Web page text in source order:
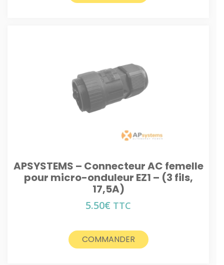
APSYSTEMS – Connecteur AC femelle
pour micro-onduleur EZ1 – (3 fils,
17,5A)
5.50€ TTC
COMMANDER